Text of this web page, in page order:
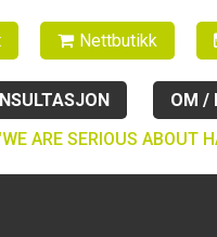
Nettbutikk
OM /
ARE SERIOUS ABOUT